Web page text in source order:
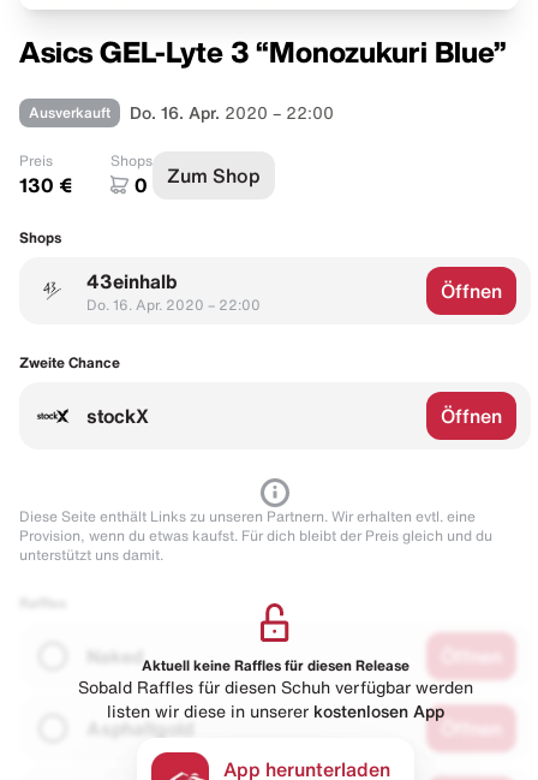
Asics GEL-Lyte 3 “Monozukuri Blue”
Ausverkauft Do. 16. Apr. 2020 – 22:00
Preis
130 €
Shops
0 Zum Shop
Shops
43einhalb
Do. 16. Apr. 2020 – 22:00
Öffnen
Zweite Chance
stockX Öffnen
Diese Seite enthält Links zu unseren Partnern. Wir erhalten evtl. eine
Provision, wenn du etwas kaufst. Für dich bleibt der Preis gleich und du
unterstützt uns damit.
Naked
Asphaltgold
Aktuell keine Raffles für diesen Release
Sobald Raffles für diesen Schuh verfügbar werden
listen wir diese in unserer kostenlosen App
App herunterladen